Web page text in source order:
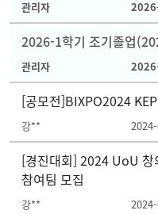
관리자
2026-1학기 조기졸업
내
관리자
[공모전]BIXPO2024
강**
[경진대회] 2024 UoU 창
참여팀 모집
강**